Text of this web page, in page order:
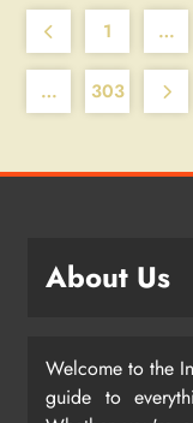
1 …
… 303
About Us
Welcome to the
guide to